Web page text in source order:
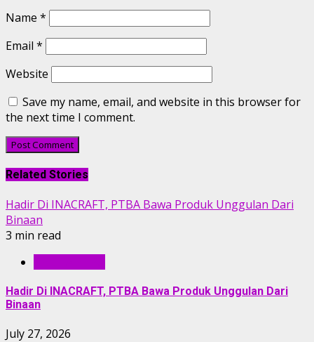
Name *
Email *
Website
Save my name, email, and website in this browser for
the next time I comment.
Related Stories
Hadir Di INACRAFT, PTBA Bawa Produk Unggulan Dari
Binaan
3 min read
Hadir Di INACRAFT, PTBA Bawa Produk Unggulan Dari
Binaan
July 27, 2026